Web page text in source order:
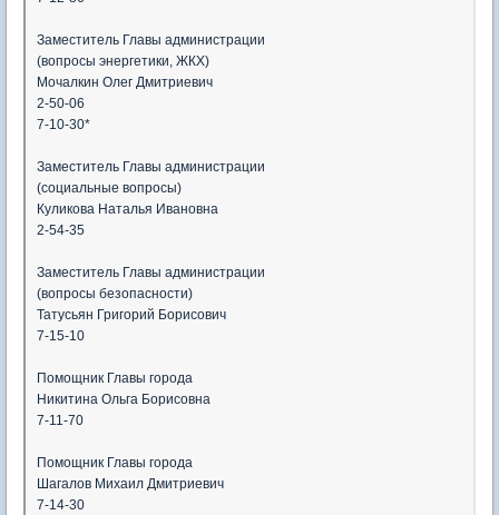
Заместитель Главы администрации
(вопросы энергетики, ЖКХ)
Мочалкин Олег Дмитриевич
2-50-06
7-10-30*
Заместитель Главы администрации
(социальные вопросы)
Куликова Наталья Ивановна
2-54-35
Заместитель Главы администрации
(вопросы безопасности)
Татусьян Григорий Борисович
7-15-10
Помощник Главы города
Никитина Ольга Борисовна
7-11-70
Помощник Главы города
Шагалов Михаил Дмитриевич
7-14-30